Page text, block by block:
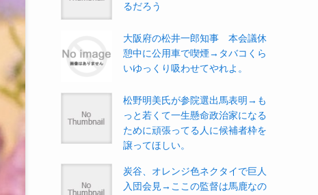
るだろう
大阪府の松井一郎知事 本会議休
憩中に公用車で喫煙→タバコくら
いゆっくり吸わせてやれよ。
松野明美氏が参院選出馬表明→も
っと若くて一生懸命政治家になる
ために頑張ってる人に候補者枠を
譲ってほしい。
炭谷、オレンジ色ネクタイで巨人
入団会見→ここの監督は馬鹿なの